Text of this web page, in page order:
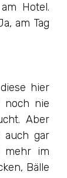
Hotel.
am Tag
hier
noch nie
Aber
auch gar
mehr im
Bälle